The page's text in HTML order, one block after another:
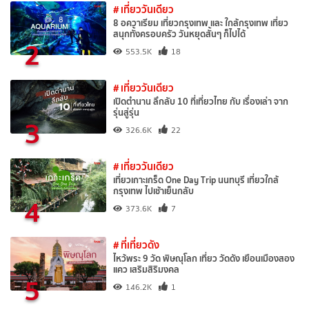
2
# เที่ยววันเดียว
8 อควาเรียม เที่ยวกรุงเทพ และ ใกล้กรุงเทพ เที่ยว
สนุกทั้งครอบครัว วันหยุดสั้นๆ ก็ไปได้
553.5K 18
3
# เที่ยววันเดียว
เปิดตำนาน ลึกลับ 10 ที่เที่ยวไทย กับ เรื่องเล่า จาก
รุ่นสู่รุ่น
326.6K 22
4
# เที่ยววันเดียว
เที่ยวเกาะเกร็ด One Day Trip นนทบุรี เที่ยวใกล้
กรุงเทพ ไปเช้าเย็นกลับ
373.6K 7
5
# ที่เที่ยวดัง
ไหว้พระ 9 วัด พิษณุโลก เที่ยว วัดดัง เยือนเมืองสอง
แคว เสริมสิริมงคล
146.2K 1